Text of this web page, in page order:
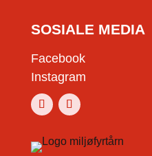
SOSIALE MEDIA
Facebook
Instagram